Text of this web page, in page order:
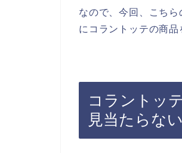
なので、今回、こち
にコラントッテの商
コラントッ
見当たらない